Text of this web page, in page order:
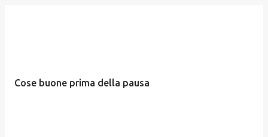
Cose buone prima della pausa